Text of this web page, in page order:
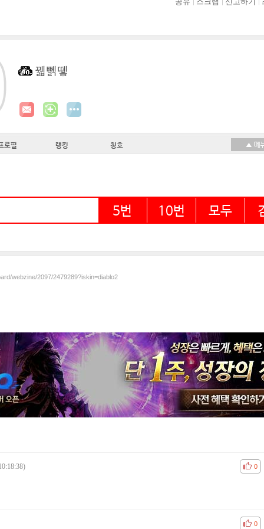
꿻뻵뗗
로필 랭킹 칭호
5번 10번 모두
webzine/2097/2479289?iskin=diablo2
비공
0
비공
0